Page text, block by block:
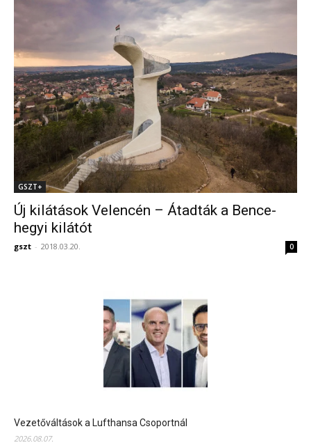
GSZT+
Új kilátások Velencén – Átadták a Bence-
hegyi kilátót
gszt - 2018.03.20. 0
Vezetőváltások a Lufthansa Csoportnál
2026.08.07.